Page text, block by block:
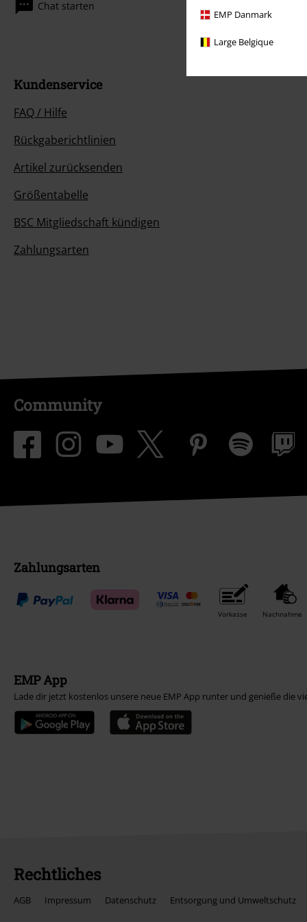
EMP Danmark
Large Belgique
Chat starten
Kundenservice
FAQ / Hilfe
Rückgaberichtlinien
Artikel zurücksenden
Größentabelle
BSC Mitgliedschaft kündigen
Zahlungsarten
Community
Zahlungsarten
Vorkasse Nachnahme
EMP App
Lade dir jetzt kostenlos unsere neue EMP App runter und genieße die
Rechtliches
AGB Impressum Datenschutz Entsorgung und Umweltschutz